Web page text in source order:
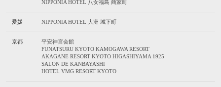
NIPPONIA HOTEL 八女福島 商家町
愛媛 NIPPONIA HOTEL 大洲 城下町
京都
平安神宮会館
FUNATSURU KYOTO KAMOGAWA RESORT
AKAGANE RESORT KYOTO HIGASHIYAMA 1925
SALON DE KANBAYASHI
HOTEL VMG RESORT KYOTO